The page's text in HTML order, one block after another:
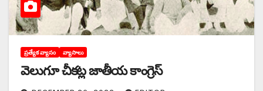
ప్రత్యేక వ్యాసం వ్యాసాలు
వెలుగూ చీకట్ల జాతీయ కాంగ్రెస్‌